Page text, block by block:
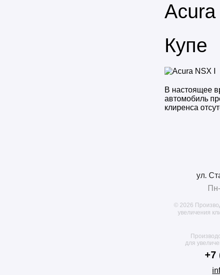
Купе
В настоящее
автомобиль
клиренса
ул.
© 2026
увеличения
для
+7